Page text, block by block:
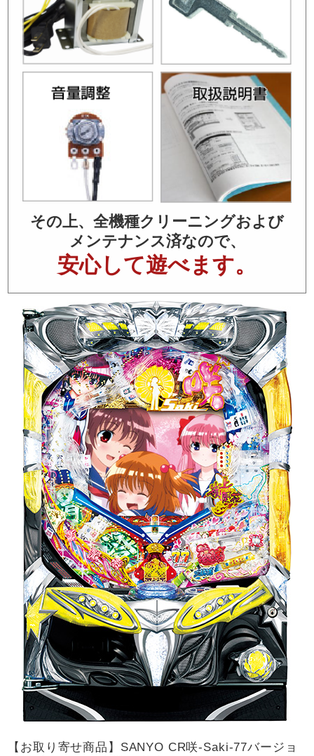
その上、全機種クリーニングおよび
メンテナンス済なので、
安心して遊べます。
【お取り寄せ商品】SANYO CR咲-Saki-77バージョ